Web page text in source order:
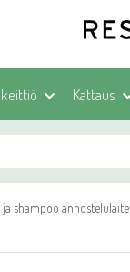
keittiö Kattaus
shampoo annostelulaite